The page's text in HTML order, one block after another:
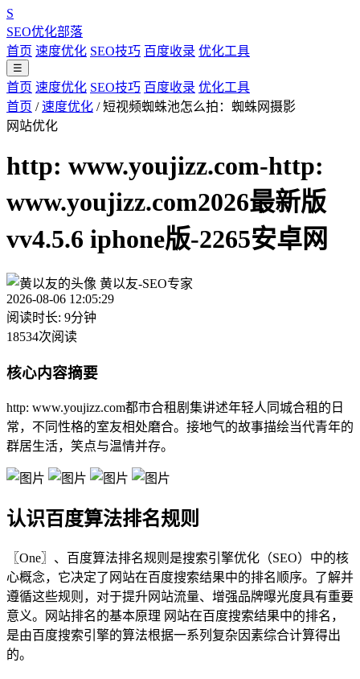
S
SEO优化部落
首页 速度优化 SEO技巧 百度收录 优化工具
☰
首页 速度优化 SEO技巧 百度收录 优化工具
首页 / 速度优化 / 短视频蜘蛛池怎么拍：蜘蛛网摄影
网站优化
http: www.youjizz.com-http:
www.youjizz.com2026最新版
vv4.5.6 iphone版-2265安卓网
黄以友-SEO专家
2026-08-06 12:05:29
阅读时长: 9分钟
18534次阅读
核心内容摘要
http: www.youjizz.com都市合租剧集讲述年轻人同城合租的日
常，不同性格的室友相处磨合。接地气的故事描绘当代青年的
群居生活，笑点与温情并存。
认识百度算法排名规则
〖One〗、百度算法排名规则是搜索引擎优化（SEO）中的核
心概念，它决定了网站在百度搜索结果中的排名顺序。了解并
遵循这些规则，对于提升网站流量、增强品牌曝光度具有重要
意义。网站排名的基本原理 网站在百度搜索结果中的排名，
是由百度搜索引擎的算法根据一系列复杂因素综合计算得出
的。